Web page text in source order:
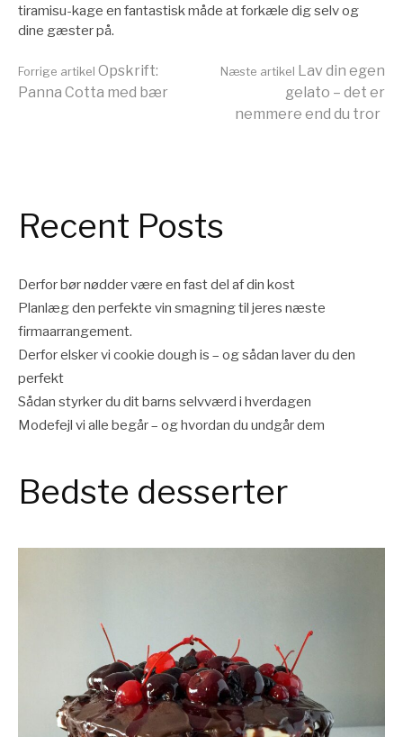
tiramisu-kage en fantastisk måde at forkæle dig selv og
dine gæster på.
Læs
Forrige artikel Opskrift:
Panna Cotta med bær
Næste artikel Lav din egen
gelato – det er
nemmere end du tror
Recent Posts
Derfor bør nødder være en fast del af din kost
Planlæg den perfekte vin smagning til jeres næste
firmaarrangement.
Derfor elsker vi cookie dough is – og sådan laver du den
perfekt
Sådan styrker du dit barns selvværd i hverdagen
Modefejl vi alle begår – og hvordan du undgår dem
Bedste desserter